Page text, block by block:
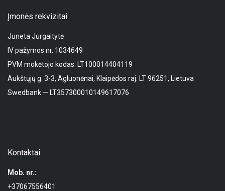
Įmonės rekvizitai:
Juneta Jurgaitytė
IV pažymos nr. 1034649
PVM mokėtojo kodas: LT100014404119
Aukštųjų g. 3-3, Agluonėnai, Klaipėdos raj. LT 96251, Lietuva
Swedbank — LT357300010149617076
Kontaktai
Mob. nr.:
+37067556401